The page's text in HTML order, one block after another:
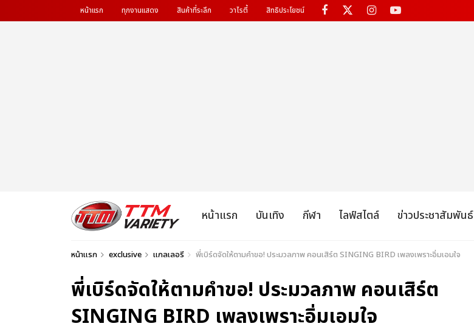
หน้าแรก ทุกงานแสดง สินค้าที่ระลึก วาไรตี้ สิทธิประโยชน์
หน้าแรก บันเทิง กีฬา ไลฟ์สไตล์ ข่าวประชาสัมพันธ์
หน้าแรก exclusive แกลเลอรี พี่เบิร์ดจัดให้ตามคำขอ! ประมวลภาพ คอนเสิร์ต SINGING BIRD เพลงเพราะอิ่มเอมใจ
พี่เบิร์ดจัดให้ตามคำขอ! ประมวลภาพ คอนเสิร์ต
SINGING BIRD เพลงเพราะอิ่มเอมใจ